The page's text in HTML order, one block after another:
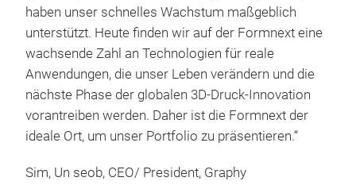
haben unser schnelles Wachstum maßgeblich
unterstützt. Heute finden wir auf der Formnext eine
wachsende Zahl an Technologien für reale
Anwendungen, die unser Leben verändern und die
nächste Phase der globalen 3D-Druck-Innovation
vorantreiben werden. Daher ist die Formnext der
ideale Ort, um unser Portfolio zu präsentieren.“
Sim, Un seob, CEO/ President, Graphy